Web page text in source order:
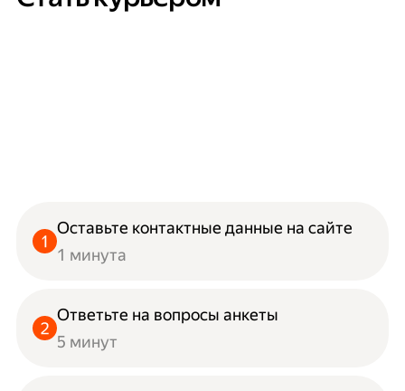
Оставьте контактные данные на сайте
1 минута
Ответьте на вопросы анкеты
5 минут